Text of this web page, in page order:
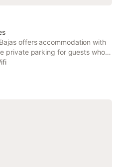
offers accommodation with
private parking for guests who
features a patio.
is situated 1.